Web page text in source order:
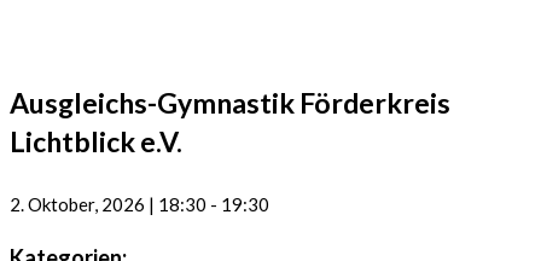
Ausgleichs-Gymnastik Förderkreis
Lichtblick e.V.
2. Oktober, 2026 | 18:30 - 19:30